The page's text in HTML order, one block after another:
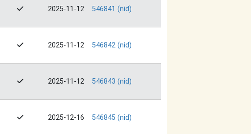
2025-11-12 546841 (nid)
2025-11-12 546842 (nid)
2025-11-12 546843 (nid)
2025-12-16 546845 (nid)